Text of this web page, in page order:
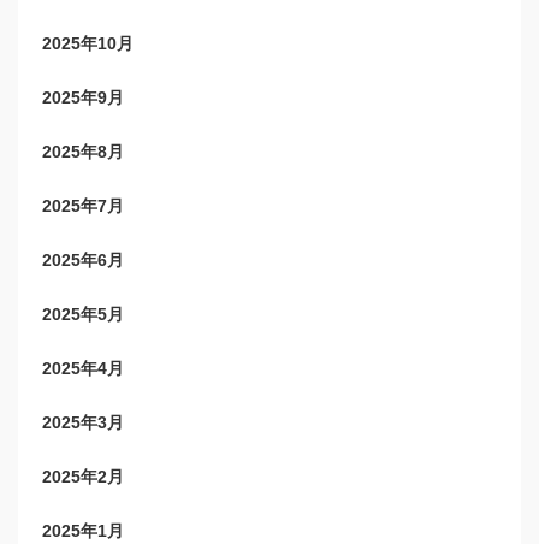
2025年10月
2025年9月
2025年8月
2025年7月
2025年6月
2025年5月
2025年4月
2025年3月
2025年2月
2025年1月